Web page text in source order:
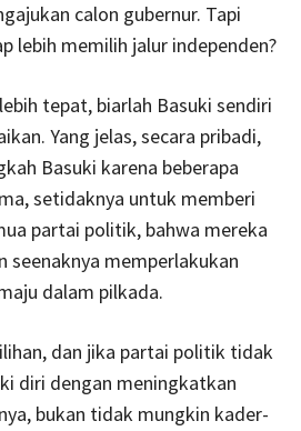
calon gubernur. Tapi
lebih memilih jalur independen?
tepat, biarlah Basuki sendiri
Yang jelas, secara pribadi,
Basuki karena beberapa
setidaknya untuk memberi
partai politik, bahwa mereka
seenaknya memperlakukan
dalam pilkada.
dan jika partai politik tidak
diri dengan meningkatkan
bukan tidak mungkin kader-